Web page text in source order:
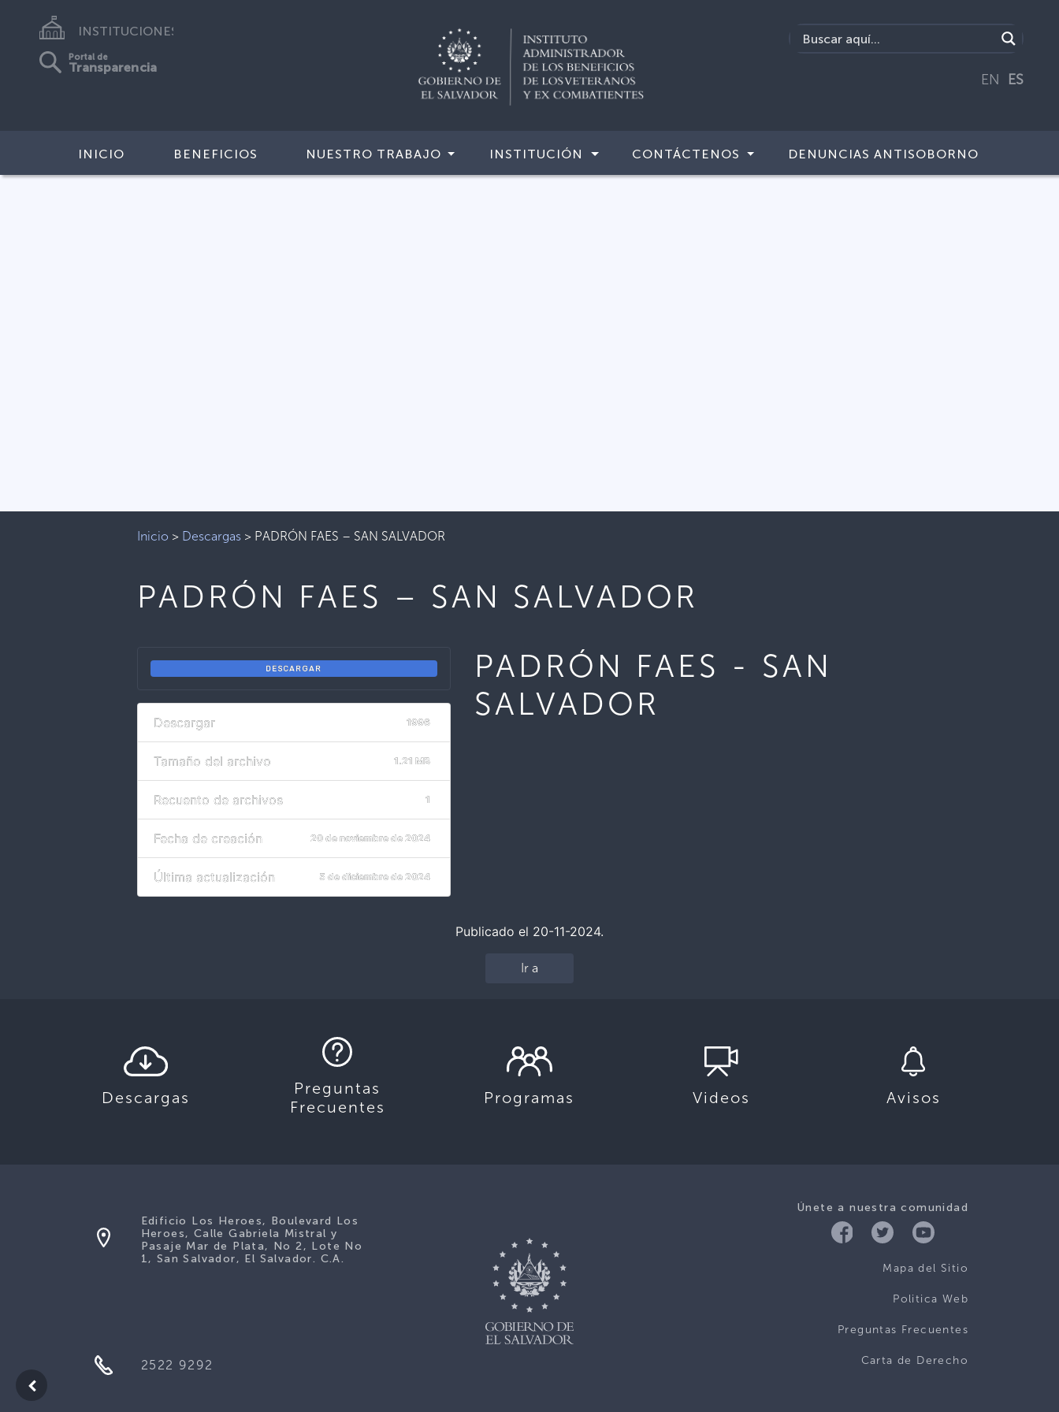
INSTITUCIONES
Portal de
Transparencia
EN ES
INICIO BENEFICIOS NUESTRO TRABAJO INSTITUCIÓN CONTÁCTENOS DENUNCIAS ANTISOBORNO
Inicio > Descargas > PADRÓN FAES – SAN SALVADOR
PADRÓN FAES – SAN SALVADOR
DESCARGAR
Descargar 1996
Tamaño del archivo 1.21 MB
Recuento de archivos 1
Fecha de creación 20 de noviembre de 2024
Última actualización 5 de diciembre de 2024
PADRÓN FAES - SAN
SALVADOR
Publicado el 20-11-2024.
Ir a
Descargas
Preguntas
Frecuentes
Programas Videos Avisos
Únete a nuestra comunidad
Mapa del Sitio
Politica Web
Preguntas Frecuentes
Carta de Derecho
Edificio Los Heroes, Boulevard Los
Heroes, Calle Gabriela Mistral y
Pasaje Mar de Plata, No 2, Lote No
1, San Salvador, El Salvador. C.A.
2522 9292